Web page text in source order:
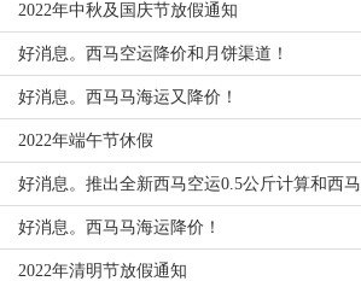
2022年中秋及国庆节放假通知
好消息。西马空运降价和月饼渠道！
好消息。西马马海运又降价！
2022年端午节休假
好消息。推出全新西马空运0.5公斤计算和西马
空运降价！
好消息。西马马海运降价！
2022年清明节放假通知